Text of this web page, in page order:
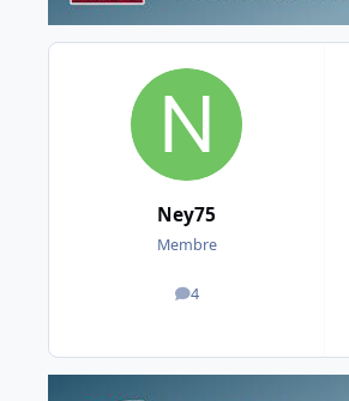
Ney75
Membre
4
messages